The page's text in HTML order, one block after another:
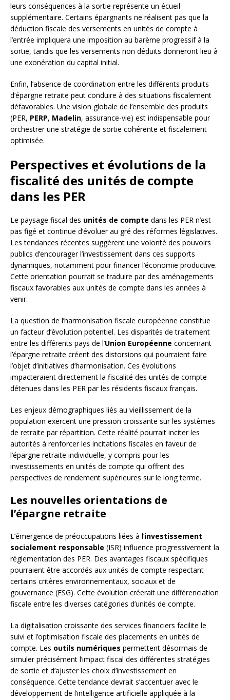
leurs conséquences à la sortie représente un écueil
supplémentaire. Certains épargnants ne réalisent pas que la
déduction fiscale des versements en unités de compte à
l’entrée impliquera une imposition au barème progressif à la
sortie, tandis que les versements non déduits donneront lieu à
une exonération du capital initial.
Enfin, l’absence de coordination entre les différents produits
d’épargne retraite peut conduire à des situations fiscalement
défavorables. Une vision globale de l’ensemble des produits
(PER, PERP, Madelin, assurance-vie) est indispensable pour
orchestrer une stratégie de sortie cohérente et fiscalement
optimisée.
Perspectives et évolutions de la
fiscalité des unités de compte
dans les PER
Le paysage fiscal des unités de compte dans les PER n’est
pas figé et continue d’évoluer au gré des réformes législatives.
Les tendances récentes suggèrent une volonté des pouvoirs
publics d’encourager l’investissement dans ces supports
dynamiques, notamment pour financer l’économie productive.
Cette orientation pourrait se traduire par des aménagements
fiscaux favorables aux unités de compte dans les années à
venir.
La question de l’harmonisation fiscale européenne constitue
un facteur d’évolution potentiel. Les disparités de traitement
entre les différents pays de l’Union Européenne concernant
l’épargne retraite créent des distorsions qui pourraient faire
l’objet d’initiatives d’harmonisation. Ces évolutions
impacteraient directement la fiscalité des unités de compte
détenues dans les PER par les résidents fiscaux français.
Les enjeux démographiques liés au vieillissement de la
population exercent une pression croissante sur les systèmes
de retraite par répartition. Cette réalité pourrait inciter les
autorités à renforcer les incitations fiscales en faveur de
l’épargne retraite individuelle, y compris pour les
investissements en unités de compte qui offrent des
perspectives de rendement supérieures sur le long terme.
Les nouvelles orientations de
l’épargne retraite
L’émergence de préoccupations liées à l’investissement
socialement responsable (ISR) influence progressivement la
réglementation des PER. Des avantages fiscaux spécifiques
pourraient être accordés aux unités de compte respectant
certains critères environnementaux, sociaux et de
gouvernance (ESG). Cette évolution créerait une différenciation
fiscale entre les diverses catégories d’unités de compte.
La digitalisation croissante des services financiers facilite le
suivi et l’optimisation fiscale des placements en unités de
compte. Les outils numériques permettent désormais de
simuler précisément l’impact fiscal des différentes stratégies
de sortie et d’ajuster les choix d’investissement en
conséquence. Cette tendance devrait s’accentuer avec le
développement de l’intelligence artificielle appliquée à la